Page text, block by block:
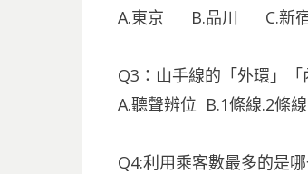
A.東京 B.品川 C.新
Q3：山手線的「外環」「
A.聽聲辨位 B.1條線.2條
Q4:利用乘客數最多的